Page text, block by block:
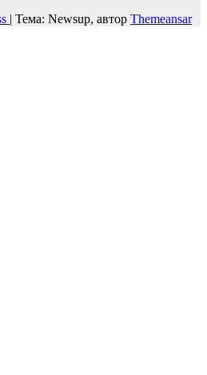
| Тема: Newsup, автор Themeansar